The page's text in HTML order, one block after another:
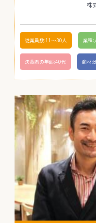
株
従業員数:11〜30人 業種:
決裁者の年齢:40代 商材